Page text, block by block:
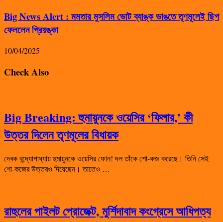
Big News Alert : মমতার মুসলিম ভোট ব্যাঙ্ক ভাঙতে তৃণমূলেই ছিপ
ফেললেন প্রিয়ঙ্কা
10/04/2025
Check Also
Big Breaking: হুমায়ুনকে ওয়েসির ‘ফিলার,’ কী
উত্তর দিলেন তৃণমূলের বিধায়ক
দেবক বন্দ্যোপাধ্যায় হুমায়ুনকে ওয়েসির ফোন! দল তাঁকে শো-কজ করেছে। তিনি সেই
শো-কজের উত্তরও দিয়েছেন। তাতেও …
রাহুলের পাইলট প্রোজেক্ট, মুর্শিদাবাদ কংগ্রেসে আধিপত্য